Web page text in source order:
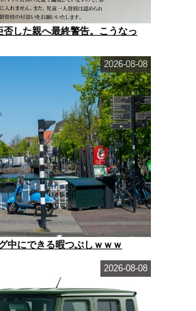
否した親へ最終警告。こうなっ
中にできる暇つぶしｗｗｗ
2026-08-08
2026-08-08